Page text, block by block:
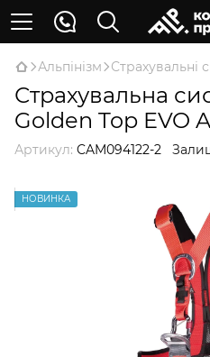
Альпінізм Страхувальні
Страхувальна
Golden Top EVO
Артикул: CAM094122-2
НОВИНКА